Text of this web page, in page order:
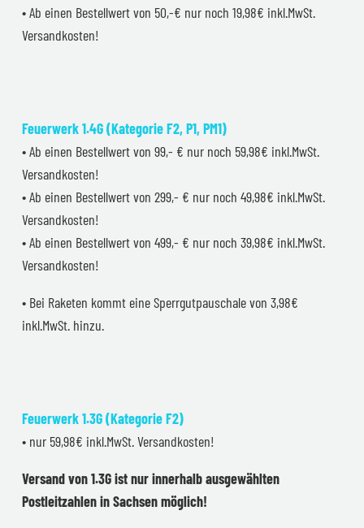
• Ab einen Bestellwert von 50,-€ nur noch 19,98€ inkl.MwSt.
Versandkosten!
Feuerwerk 1.4G (Kategorie F2, P1, PM1)
• Ab einen Bestellwert von 99,- € nur noch 59,98€ inkl.MwSt.
Versandkosten!
• Ab einen Bestellwert von 299,- € nur noch 49,98€ inkl.MwSt.
Versandkosten!
• Ab einen Bestellwert von 499,- € nur noch 39,98€ inkl.MwSt.
Versandkosten!
• Bei Raketen kommt eine Sperrgutpauschale von 3,98€
inkl.MwSt. hinzu.
Feuerwerk 1.3G (Kategorie F2)
• nur 59,98€ inkl.MwSt. Versandkosten!
Versand von 1.3G ist nur innerhalb ausgewählten
Postleitzahlen in Sachsen möglich!